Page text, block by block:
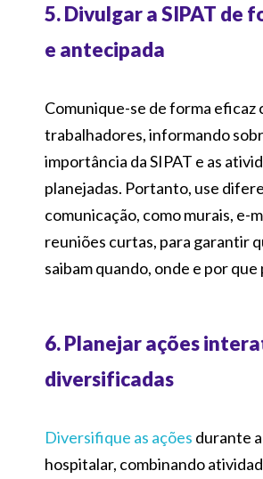
5. Divulgar a SIPAT de
e antecipada
Comunique-se de forma eficaz
trabalhadores, informando
importância da SIPAT e as
planejadas. Portanto, use
comunicação, como murais, e-
reuniões curtas, para garantir
saibam quando, onde e por
6. Planejar ações
diversificadas
Diversifique as ações durante
hospitalar, combinando